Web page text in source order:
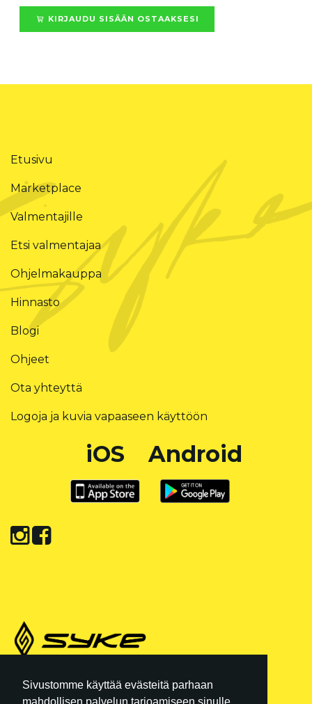
Sivustomme käyttää evästeitä parhaan
KIRJAUDU SISÄÄN OSTAAKSESI
Etusivu
Marketplace
Valmentajille
Etsi valmentajaa
Ohjelmakauppa
Hinnasto
Blogi
Ohjeet
Ota yhteyttä
Logoja ja kuvia vapaaseen käyttöön
iOS Android
REKISTERISELOSTE|KÄYTTÖEHDOT